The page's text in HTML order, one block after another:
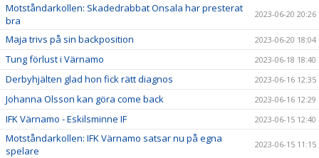
Motståndarkollen: Skadedrabbat Onsala har presterat
bra
2023-06-20 20:26
Maja trivs på sin backposition 2023-06-20 18:04
Tung förlust i Värnamo 2023-06-18 18:40
Derbyhjälten glad hon fick rätt diagnos 2023-06-16 12:35
Johanna Olsson kan göra come back 2023-06-16 12:29
IFK Värnamo - Eskilsminne IF 2023-06-15 12:40
Motståndarkollen: IFK Värnamo satsar nu på egna
spelare
2023-06-15 11:15